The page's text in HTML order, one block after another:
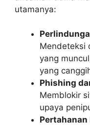
utamanya:
Mendeteksi
yang
yang
Phishing
Memblokir
upaya
Pertahanan